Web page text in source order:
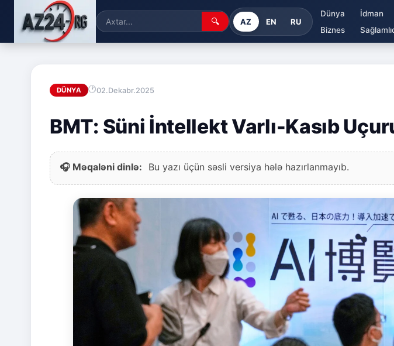
🔍 AZ EN RU
Dünya İdman
Biznes
DÜNYA 02.Dekabr.2025
BMT: Süni İntellekt Varlı-Kasıb
🎧 Məqaləni dinlə: Bu yazı üçün səsli versiya hələ hazırlanmayıb.